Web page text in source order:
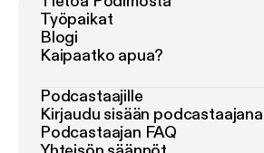
Työpaikat
Blogi
Kaipaatko apua?
Podcastaajille
Kirjaudu sisään podcastaajana
Podcastaajan FAQ